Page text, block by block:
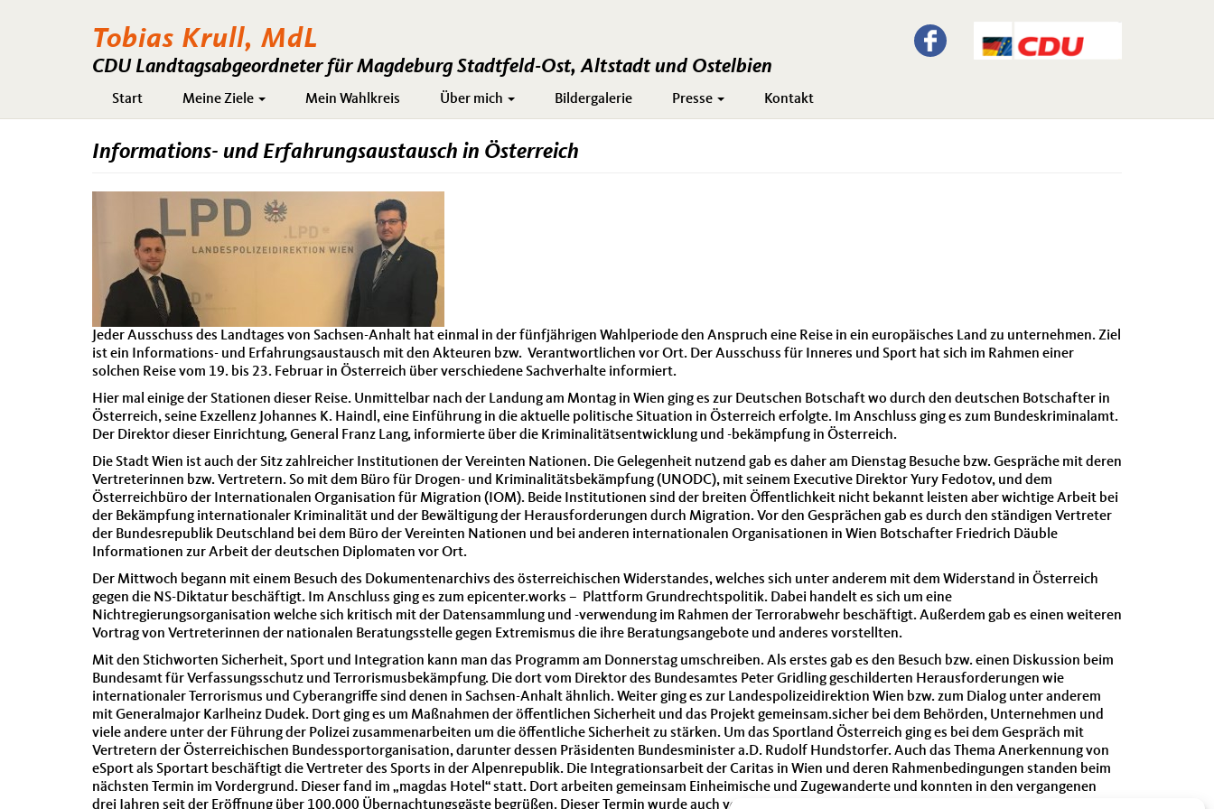
Tobias Krull, MdL
CDU Landtagsabgeordneter für Magdeburg Stadtfeld-Ost, Altstadt und Ostelbien
Hauptnavigation
Start Meine Ziele Mein Wahlkreis Über mich Bildergalerie Presse Kontakt
Informations- und Erfahrungsaustausch in Österreich
Jeder Ausschuss des Landtages von Sachsen-Anhalt hat einmal in der fünfjährigen Wahlperiode den Anspruch eine Reise in ein europäisches Land zu unternehmen. Ziel
ist ein Informations- und Erfahrungsaustausch mit den Akteuren bzw. Verantwortlichen vor Ort. Der Ausschuss für Inneres und Sport hat sich im Rahmen einer
solchen Reise vom 19. bis 23. Februar in Österreich über verschiedene Sachverhalte informiert.
Hier mal einige der Stationen dieser Reise. Unmittelbar nach der Landung am Montag in Wien ging es zur Deutschen Botschaft wo durch den deutschen Botschafter in
Österreich, seine Exzellenz Johannes K. Haindl, eine Einführung in die aktuelle politische Situation in Österreich erfolgte. Im Anschluss ging es zum Bundeskriminalamt.
Der Direktor dieser Einrichtung, General Franz Lang, informierte über die Kriminalitätsentwicklung und -bekämpfung in Österreich.
Die Stadt Wien ist auch der Sitz zahlreicher Institutionen der Vereinten Nationen. Die Gelegenheit nutzend gab es daher am Dienstag Besuche bzw. Gespräche mit deren
Vertreterinnen bzw. Vertretern. So mit dem Büro für Drogen- und Kriminalitätsbekämpfung (UNODC), mit seinem Executive Direktor Yury Fedotov, und dem
Österreichbüro der Internationalen Organisation für Migration (IOM). Beide Institutionen sind der breiten Öffentlichkeit nicht bekannt leisten aber wichtige Arbeit bei
der Bekämpfung internationaler Kriminalität und der Bewältigung der Herausforderungen durch Migration. Vor den Gesprächen gab es durch den ständigen Vertreter
der Bundesrepublik Deutschland bei dem Büro der Vereinten Nationen und bei anderen internationalen Organisationen in Wien Botschafter Friedrich Däuble
Informationen zur Arbeit der deutschen Diplomaten vor Ort.
Der Mittwoch begann mit einem Besuch des Dokumentenarchivs des österreichischen Widerstandes, welches sich unter anderem mit dem Widerstand in Österreich
gegen die NS-Diktatur beschäftigt. Im Anschluss ging es zum epicenter.works – Plattform Grundrechtspolitik. Dabei handelt es sich um eine
Nichtregierungsorganisation welche sich kritisch mit der Datensammlung und -verwendung im Rahmen der Terrorabwehr beschäftigt. Außerdem gab es einen weiteren
Vortrag von Vertreterinnen der nationalen Beratungsstelle gegen Extremismus die ihre Beratungsangebote und anderes vorstellten.
Mit den Stichworten Sicherheit, Sport und Integration kann man das Programm am Donnerstag umschreiben. Als erstes gab es den Besuch bzw. einen Diskussion beim
Bundesamt für Verfassungsschutz und Terrorismusbekämpfung. Die dort vom Direktor des Bundesamtes Peter Gridling geschilderten Herausforderungen wie
internationaler Terrorismus und Cyberangriffe sind denen in Sachsen-Anhalt ähnlich. Weiter ging es zur Landespolizeidirektion Wien bzw. zum Dialog unter anderem
mit Generalmajor Karlheinz Dudek. Dort ging es um Maßnahmen der öffentlichen Sicherheit und das Projekt gemeinsam.sicher bei dem Behörden, Unternehmen und
viele andere unter der Führung der Polizei zusammenarbeiten um die öffentliche Sicherheit zu stärken. Um das Sportland Österreich ging es bei dem Gespräch mit
Vertretern der Österreichischen Bundessportorganisation, darunter dessen Präsidenten Bundesminister a.D. Rudolf Hundstorfer. Auch das Thema Anerkennung von
eSport als Sportart beschäftigt die Vertreter des Sports in der Alpenrepublik. Die Integrationsarbeit der Caritas in Wien und deren Rahmenbedingungen standen beim
nächsten Termin im Vordergrund. Dieser fand im „magdas Hotel“ statt. Dort arbeiten gemeinsam Einheimische und Zugewanderte und konnten in den vergangenen
drei Jahren seit der Eröffnung über 100.000 Übernachtungsgäste begrüßen. Dieser Termin wurde auch vom Präsidenten der Caritas Wien Michael Landau begleitet.